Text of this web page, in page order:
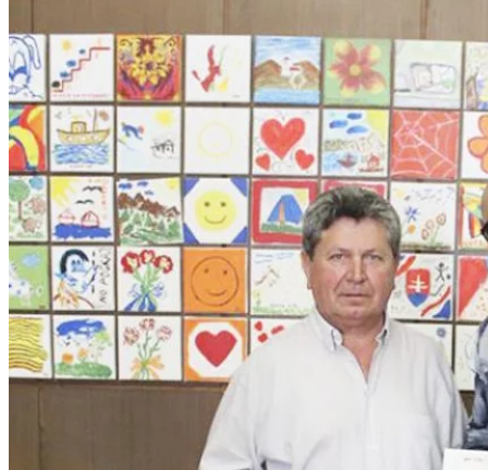
Prešovský kraj
Tipy
Výlet
Turistika
Cyklistika
Hrady
Podujatia
Výstava
Galéria
Folklór
Ubytovanie
Pobyty
Wellness
Gastro
Kaviarne
Kultúra a tradície
Kúpele
Šport a agroturistika
Ekonomika obchod a doprava